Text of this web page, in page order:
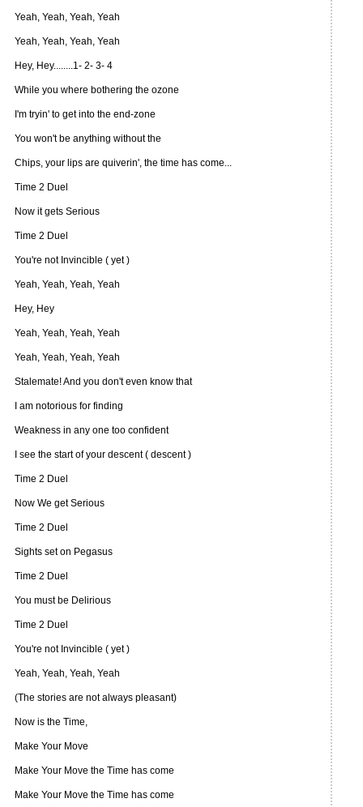
Yeah, Yeah, Yeah, Yeah
Yeah, Yeah, Yeah, Yeah
Hey, Hey........1- 2- 3- 4
While you where bothering the ozone
I'm tryin' to get into the end-zone
You won't be anything without the
Chips, your lips are quiverin', the time has come...
Time 2 Duel
Now it gets Serious
Time 2 Duel
You're not Invincible ( yet )
Yeah, Yeah, Yeah, Yeah
Hey, Hey
Yeah, Yeah, Yeah, Yeah
Yeah, Yeah, Yeah, Yeah
Stalemate! And you don't even know that
I am notorious for finding
Weakness in any one too confident
I see the start of your descent ( descent )
Time 2 Duel
Now We get Serious
Time 2 Duel
Sights set on Pegasus
Time 2 Duel
You must be Delirious
Time 2 Duel
You're not Invincible ( yet )
Yeah, Yeah, Yeah, Yeah
(The stories are not always pleasant)
Now is the Time,
Make Your Move
Make Your Move the Time has come
Make Your Move the Time has come